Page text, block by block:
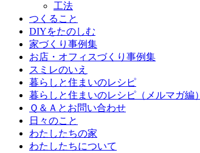
工法
つくること
DIYをたのしむ
家づくり事例集
お店・オフィスづくり事例集
スミレのいえ
暮らしと住まいのレシピ
暮らしと住まいのレシピ（メルマガ編）
Ｑ＆Ａとお問い合わせ
日々のこと
わたしたちの家
わたしたちについて